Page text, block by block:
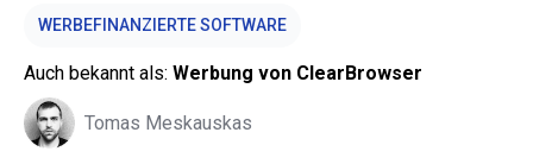
WERBEFINANZIERTE SOFTWARE
Auch bekannt als: Werbung von ClearBrowser
Tomas Meskauskas